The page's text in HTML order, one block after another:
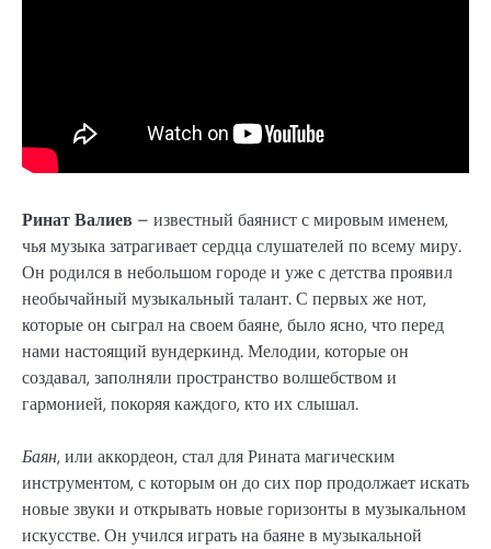
Ринат Валиев – известный баянист с мировым именем,
чья музыка затрагивает сердца слушателей по всему миру.
Он родился в небольшом городе и уже с детства проявил
необычайный музыкальный талант. С первых же нот,
которые он сыграл на своем баяне, было ясно, что перед
нами настоящий вундеркинд. Мелодии, которые он
создавал, заполняли пространство волшебством и
гармонией, покоряя каждого, кто их слышал.
Баян, или аккордеон, стал для Рината магическим
инструментом, с которым он до сих пор продолжает искать
новые звуки и открывать новые горизонты в музыкальном
искусстве. Он учился играть на баяне в музыкальной